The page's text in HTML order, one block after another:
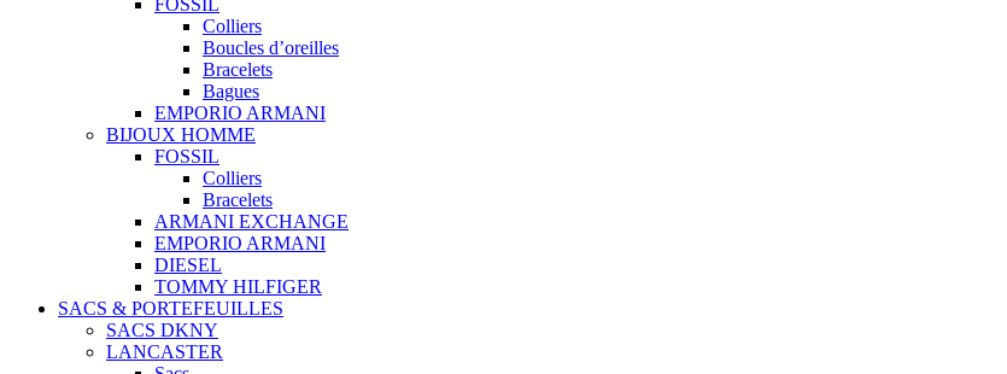
FOSSIL
Colliers
Boucles d’oreilles
Bracelets
Bagues
EMPORIO ARMANI
BIJOUX HOMME
FOSSIL
Colliers
Bracelets
ARMANI EXCHANGE
EMPORIO ARMANI
DIESEL
TOMMY HILFIGER
SACS & PORTEFEUILLES
SACS DKNY
LANCASTER